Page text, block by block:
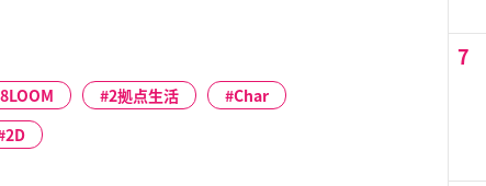
8LOOM 2拠点生活
Char
2D